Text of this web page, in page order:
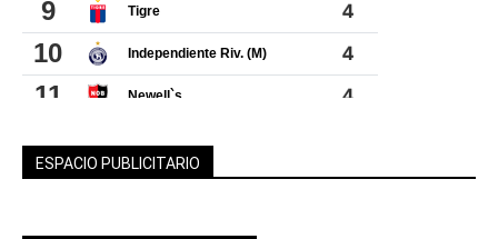
ESPACIO PUBLICITARIO